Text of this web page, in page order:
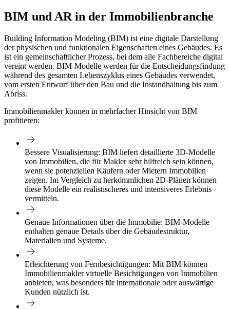
BIM und AR in der Immobilienbranche
Building Information Modeling (BIM) ist eine digitale Darstellung
der physischen und funktionalen Eigenschaften eines Gebäudes. Es
ist ein gemeinschaftlicher Prozess, bei dem alle Fachbereiche digital
vereint werden. BIM-Modelle werden für die Entscheidungsfindung
während des gesamten Lebenszyklus eines Gebäudes verwendet,
vom ersten Entwurf über den Bau und die Instandhaltung bis zum
Abriss.
Immobilienmakler können in mehrfacher Hinsicht von BIM
profitieren:
Bessere Visualisierung: BIM liefert detaillierte 3D-Modelle
von Immobilien, die für Makler sehr hilfreich sein können,
wenn sie potenziellen Käufern oder Mietern Immobilien
zeigen. Im Vergleich zu herkömmlichen 2D-Plänen können
diese Modelle ein realistischeres und intensiveres Erlebnis
vermitteln.
Genaue Informationen über die Immobilie: BIM-Modelle
enthalten genaue Details über die Gebäudestruktur,
Materialien und Systeme.
Erleichterung von Fernbesichtigungen: Mit BIM können
Immobilienmakler virtuelle Besichtigungen von Immobilien
anbieten, was besonders für internationale oder auswärtige
Kunden nützlich ist.